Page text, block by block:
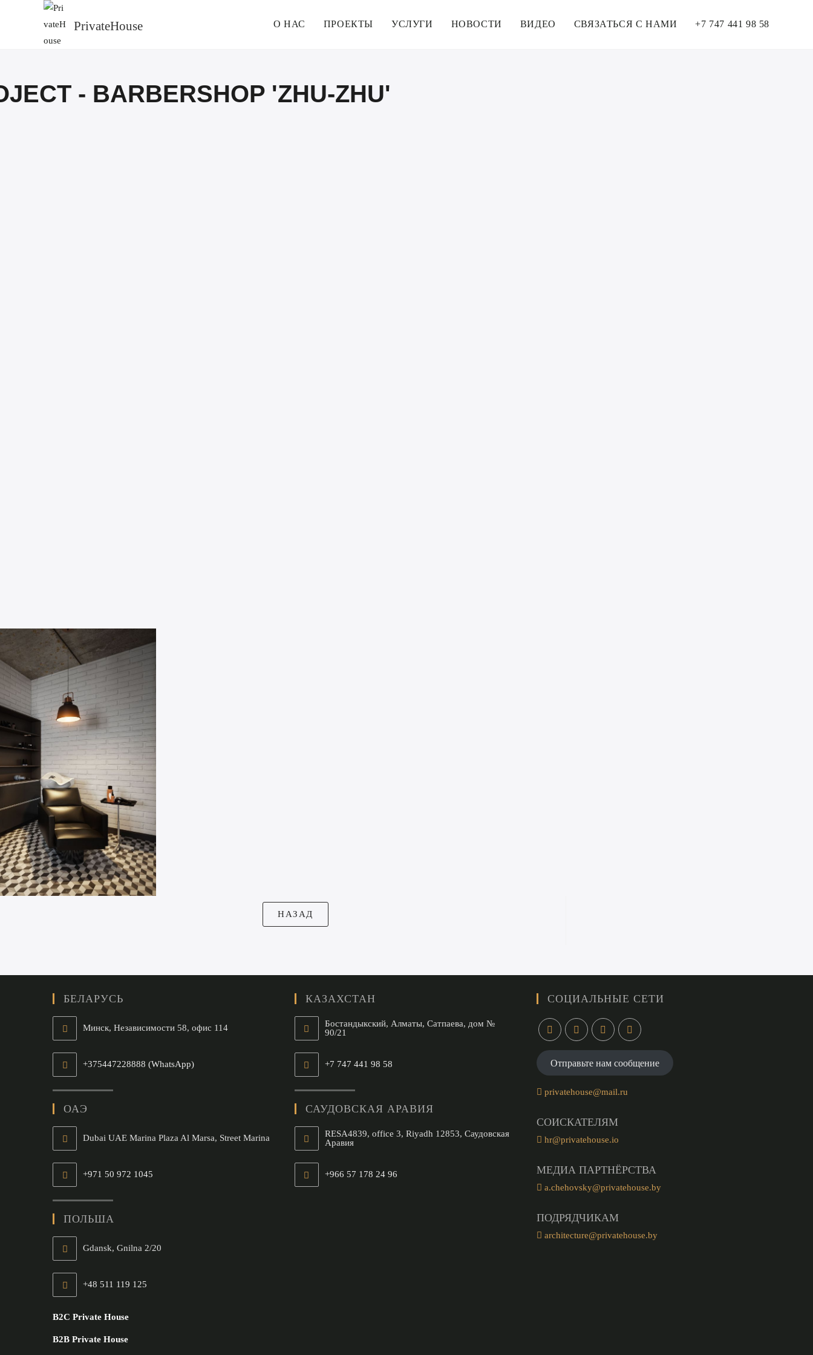
PrivateHouse О НАС ПРОЕКТЫ УСЛУГИ НОВОСТИ ВИДЕО СВЯЗАТЬСЯ С НАМИ +7 747 441 98 58
- BARBERSHOP 'ZHU-ZHU'
БЕЛАРУСЬ
Минск, Независимости 58, офис 114
+375447228888 (WhatsApp)
ОАЭ
Dubai UAE Marina Plaza Al Marsa, Street Marina
+971 50 972 1045
ПОЛЬША
Gdansk, Gnilna 2/20
+48 511 119 125
B2C Private House
B2B Private House
КАЗАХСТАН
Бостандыкский, Алматы, Сатпаева, дом №
90/21
+7 747 441 98 58
САУДОВСКАЯ АРАВИЯ
RESA4839, office 3, Riyadh 12853, Саудовская
Аравия
+966 57 178 24 96
СОЦИАЛЬНЫЕ СЕТИ
Отправьте нам сообщение
privatehouse@mail.ru
СОИСКАТЕЛЯМ
hr@privatehouse.io
МЕДИА ПАРТНЁРСТВА
a.chehovsky@privatehouse.by
ПОДРЯДЧИКАМ
architecture@privatehouse.by